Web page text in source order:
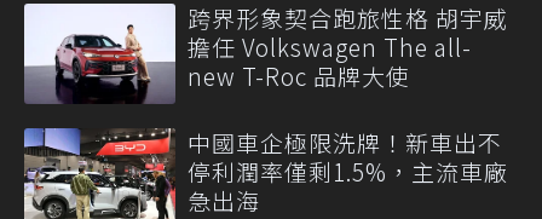
跨界形象契合跑旅性格 胡宇威
擔任 Volkswagen The all-
new T-Roc 品牌大使
中國車企極限洗牌！新車出不
停利潤率僅剩1.5%，主流車廠
急出海